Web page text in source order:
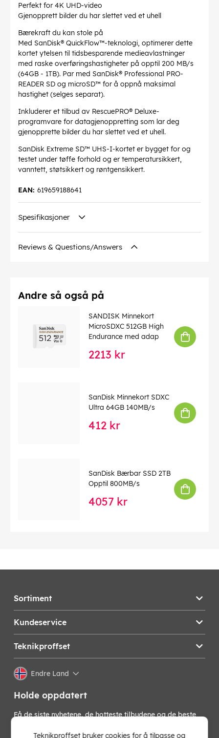
Perfekt for 4K UHD-video
Gjenopprett bilder du har slettet ved et uhell
Bærekraft du kan stole på
Med SanDisk® QuickFlow™-teknologi, optimerer dette
kortet ytelsen til tidsbesparende medieavlastninger
med raske overføringshastigheter på opptil 200 MB/s
(64GB - 1TB). Par med SanDisk® Professional PRO-
READER SD og microSD™ for å oppnå maksimal
hastighet (selges separat).
Inkluderer et tilbud av RescuePRO® Deluxe-
programvare for datagjenoppretting som lar deg
gjenopprette bilder du har slettet ved et uhell.
SanDisk Extreme SD™ UHS-I-kortet er bygget for og
testet under tøffe forhold og er temperatursikkert,
vanntett, støtsikkert og røntgensikkert.
619659188641
EAN:
Spesifikasjoner
Reviews & Questions/Answers
Andre så også på
SANDISK Minnekort
MicroSDXC 512GB High
Endurance med adap
2213 kr
SanDisk Minnekort SDXC
Ultra 64GB 140MB/s
412 kr
SanDisk Bærbar SSD 2TB
Opptil 800MB/s
4057 kr
Sortiment
Kundeservice
Teknikproffset
Endre Land
Holde oppdatert
Få de siste nyhetene, de hotteste tilbudene og de beste
nyhetsbrev!
Teknikproffset bruker cookies for å tilpasse og